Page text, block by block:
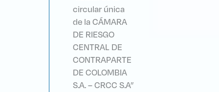
circular única
de la CÁMARA
DE RIESGO
CENTRAL DE
CONTRAPARTE
DE COLOMBIA
S.A. – CRCC S.A”